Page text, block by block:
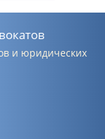
и юридических